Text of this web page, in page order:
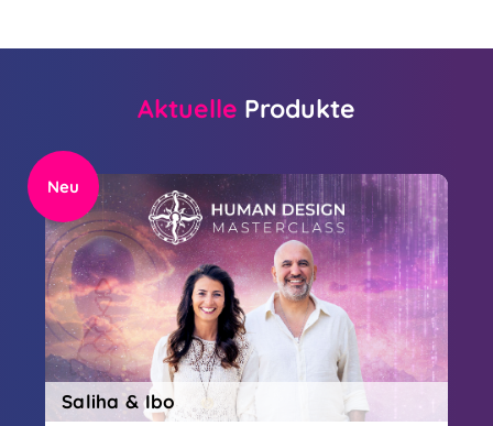
Aktuelle Produkte
Neu
Saliha & Ibo